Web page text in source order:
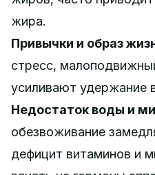
жира.
Привычки и образ
стресс,
усиливают удержание
Недостаток воды и
обезвоживание
дефицит витаминов и